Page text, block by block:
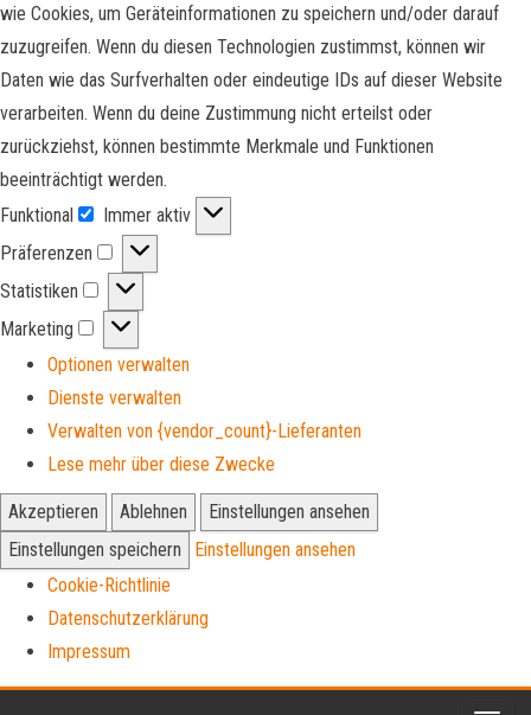
wie Cookies, um Geräteinformationen zu speichern und/oder darauf
zuzugreifen. Wenn du diesen Technologien zustimmst, können wir
Daten wie das Surfverhalten oder eindeutige IDs auf dieser Website
verarbeiten. Wenn du deine Zustimmung nicht erteilst oder
zurückziehst, können bestimmte Merkmale und Funktionen
beeinträchtigt werden.
Funktional
Funktional
Immer aktiv
Präferenzen
Präferenzen
Statistiken
Statistiken
Marketing
Marketing
Optionen verwalten
Dienste verwalten
Verwalten von {vendor_count}-Lieferanten
Lese mehr über diese Zwecke
Akzeptieren Ablehnen
Einstellungen ansehen
Einstellungen speichern
Einstellungen ansehen
Cookie-Richtlinie
Datenschutzerklärung
Impressum